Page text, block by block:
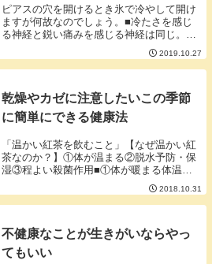
ピアスの穴を開けるとき氷で冷やして開け
ますが何故なのでしょう。■冷たさを感じ
る神経と鋭い痛みを感じる神経は同じ。お
そらくガンガンに冷やして冷たさを感じる
神経を興奮状態にしてピアスを開けるとき
の鋭い刺激を感じさせないようなメカニズ
2019.10.27
乾燥やカゼに注意したいこの季節
に簡単にできる健康法
「温かい紅茶を飲むこと」【なぜ温かい紅
茶なのか？】①体が温まる②脱水予防・保
湿③程よい殺菌作用■①体が暖まる体温を
高くキープしておくと免疫の細胞が活発に
動ける環境になり風邪を引きにくくする効
果が期待できます。体感温度がグンと低く
2018.10.31
不健康なことが生きがいならやっ
てもいい